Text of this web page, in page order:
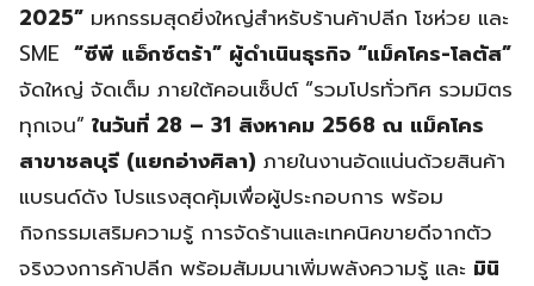
2025” มหกรรมสุดยิ่งใหญ่สำหรับร้านค้าปลีก โชห่วย และ
SME “ซีพี แอ็กซ์ตร้า” ผู้ดำเนินธุรกิจ “แม็คโคร-โลตัส”
จัดใหญ่ จัดเต็ม ภายใต้คอนเซ็ปต์ “รวมโปรทั่วทิศ รวมมิตร
ทุกเจน” ในวันที่ 28 – 31 สิงหาคม 2568 ณ แม็คโคร
สาขาชลบุรี (แยกอ่างศิลา) ภายในงานอัดแน่นด้วยสินค้า
แบรนด์ดัง โปรแรงสุดคุ้มเพื่อผู้ประกอบการ พร้อม
กิจกรรมเสริมความรู้ การจัดร้านและเทคนิคขายดีจากตัว
จริงวงการค้าปลีก พร้อมสัมมนาเพิ่มพลังความรู้ และ มินิ